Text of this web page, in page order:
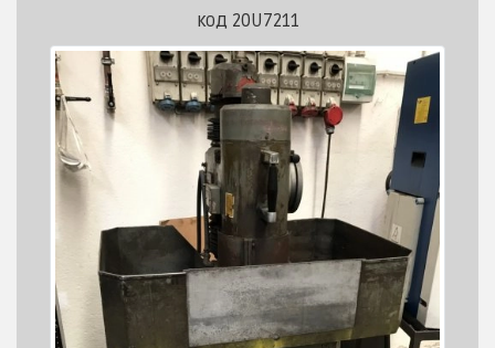
код 20U7211